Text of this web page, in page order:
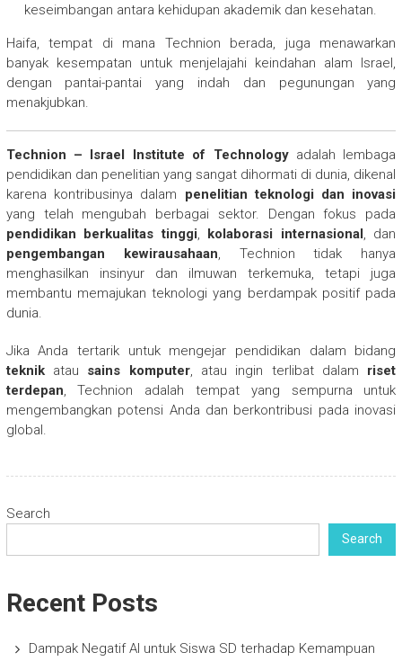
keseimbangan antara kehidupan akademik dan kesehatan.
Haifa, tempat di mana Technion berada, juga menawarkan
banyak kesempatan untuk menjelajahi keindahan alam Israel,
dengan pantai-pantai yang indah dan pegunungan yang
menakjubkan.
Technion – Israel Institute of Technologyadalah lembaga
pendidikan dan penelitian yang sangat dihormati di dunia, dikenal
karena kontribusinya dalam penelitian teknologi dan inovasi
yang telah mengubah berbagai sektor. Dengan fokus pada
pendidikan berkualitas tinggi, kolaborasi internasional, dan
pengembangan kewirausahaan, Technion tidak hanya
menghasilkan insinyur dan ilmuwan terkemuka, tetapi juga
membantu memajukan teknologi yang berdampak positif pada
dunia.
Jika Anda tertarik untuk mengejar pendidikan dalam bidang
teknikatau sains komputer, atau ingin terlibat dalam riset
terdepan, Technion adalah tempat yang sempurna untuk
mengembangkan potensi Anda dan berkontribusi pada inovasi
global.
Search
Search
Recent Posts
Dampak Negatif AI untuk Siswa SD terhadap Kemampuan